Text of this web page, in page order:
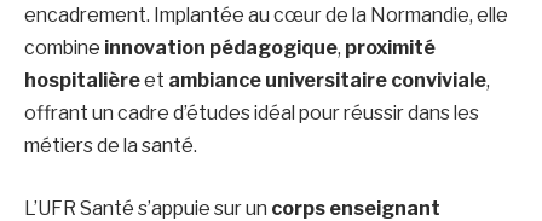
encadrement. Implantée au cœur de la Normandie, elle
combine innovation pédagogique, proximité
hospitalièreet ambiance universitaire conviviale,
offrant un cadre d’études idéal pour réussir dans les
métiers de la santé.
L’UFR Santé s’appuie sur un corps enseignant